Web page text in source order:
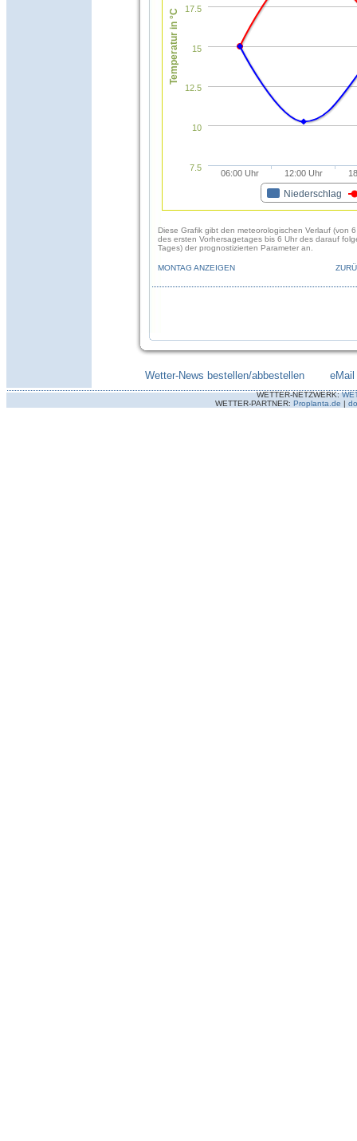
Temperatur in °C
Niederschlag
06:00 Uhr 12:00 Uhr
10
7.5
12.5
15
17.5
Diese Grafik gibt den meteorologischen Verlauf (von
des ersten Vorhersagetages bis 6 Uhr des darauf
Tages) der prognostizierten Parameter an.
MONTAG ANZEIGEN
Wetter-News bestellen/abbestellen eMail
WETTER-NETZWERK:
WETTER-PARTNER: Proplanta.de |